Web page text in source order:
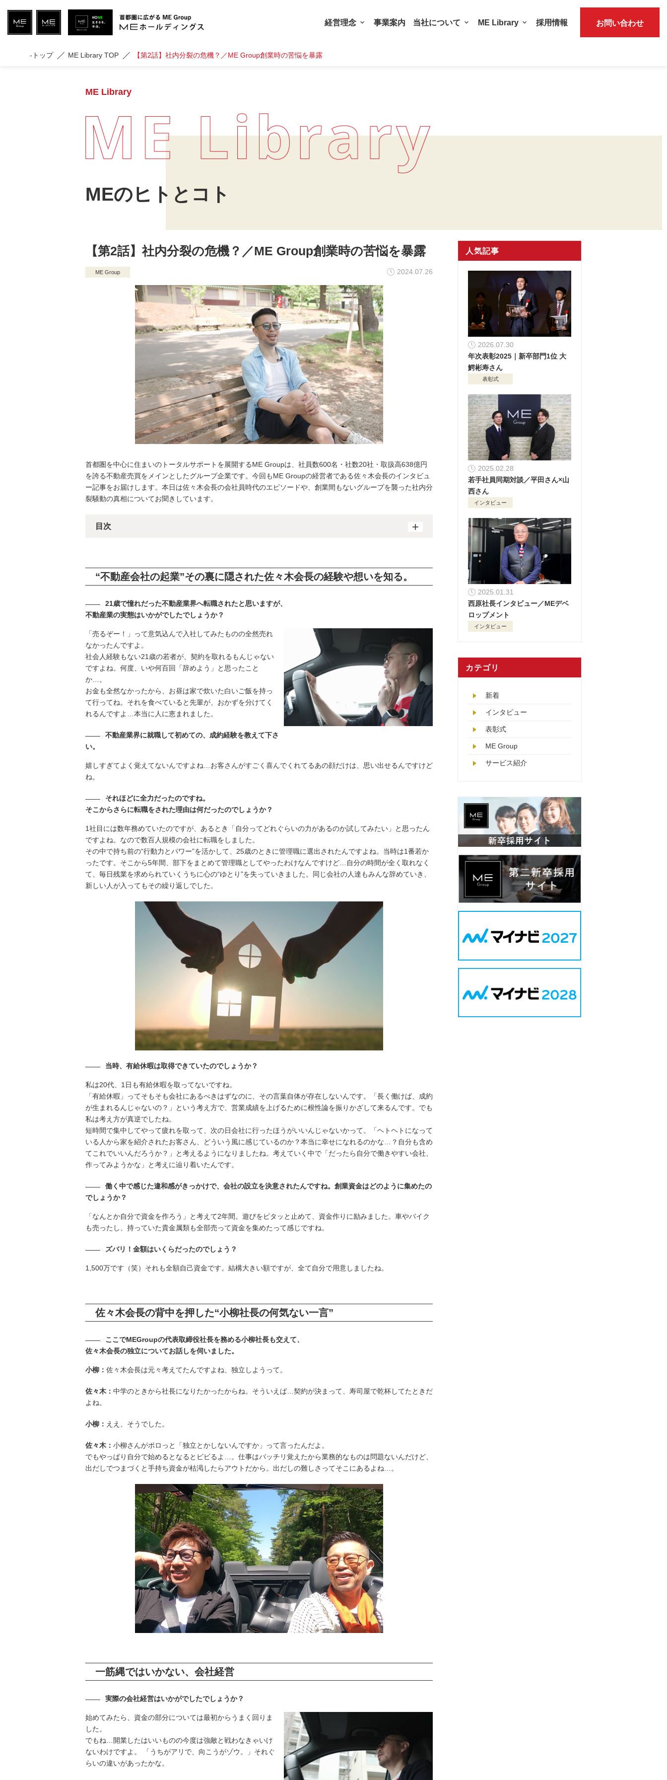
経営理念 事業案内 当社について ME Library 採用情報 お問い合わせ
-トップ ME Library TOP 【第2話】社内分裂の危機？／ME Group創業時の苦悩を暴露
ME Library
MEのヒトとコト
【第2話】社内分裂の危機？／ME Group創業時の苦悩を暴露
ME Group 2024.07.26
首都圏を中心に住まいのトータルサポートを展開するME Groupは、社員数600名・社数20社・取扱高638億円
を誇る不動産売買をメインとしたグループ企業です。 今回もME Groupの経営者である佐々木会長のインタビュ
ー記事をお届けします。本日は佐々木会長の会社員時代のエピソードや、創業間もないグループを襲った社内分
裂騒動の真相についてお聞きしています。
目次
“不動産会社の起業”その裏に隠された佐々木会長の経験や想いを知る。
21歳で憧れだった不動産業界へ転職されたと思いますが、
不動産業の実態はいかがでしたでしょうか？
「売るぞー！」って意気込んで入社してみたものの全然売れ
なかったんですよ。
社会人経験もない21歳の若者が、契約を取れるもんじゃない
ですよね。 何度、いや何百回「辞めよう」と思ったこと
か…。
お金も全然なかったから、お昼は家で炊いた白いご飯を持っ
て行ってね。それを食べていると先輩が、おかずを分けてく
れるんですよ…本当に人に恵まれました。
不動産業界に就職して初めての、成約経験を教えて下さ
い。
嬉しすぎてよく覚えてないんですよね…お客さんがすごく喜んでくれてるあの顔だけは、思い出せるんですけど
ね。
それほどに全力だったのですね。
そこからさらに転職をされた理由は何だったのでしょうか？
1社目には数年務めていたのですが、あるとき「自分ってどれぐらいの力があるのか試してみたい」と思ったん
ですよね。なので数百人規模の会社に転職をしました。
その中で持ち前の“行動力とパワー”を活かして、25歳のときに管理職に選出されたんですよね。当時は1番若か
ったです。そこから5年間、部下をまとめて管理職としてやったわけなんですけど…自分の時間が全く取れなく
て、毎日残業を求められていくうちに心の“ゆとり”を失っていきました。同じ会社の人達もみんな辞めていき、
新しい人が入ってもその繰り返しでした。
当時、有給休暇は取得できていたのでしょうか？
私は20代、1日も有給休暇を取ってないですね。
「有給休暇」ってそもそも会社にあるべきはずなのに、その言葉自体が存在しないんです。「長く働けば、成約
が生まれるんじゃないの？」という考え方で、営業成績を上げるために根性論を振りかざして来るんです。でも
私は考え方が真逆でしたね。
短時間で集中してやって疲れを取って、次の日会社に行ったほうがいいんじゃないかって。「ヘトヘトになって
いる人から家を紹介されたお客さん、どういう風に感じているのか？本当に幸せになれるのかな…？自分も含め
てこれでいいんだろうか？」と考えるようになりましたね。考えていく中で「だったら自分で働きやすい会社、
作ってみようかな」と考えに辿り着いたんです。
働く中で感じた違和感がきっかけで、会社の設立を決意されたんですね。創業資金はどのように集めたの
でしょうか？
「なんとか自分で資金を作ろう」と考えて2年間。遊びをピタッと止めて、資金作りに励みました。車やバイク
も売ったし、持っていた貴金属類も全部売って資金を集めたって感じですね。
ズバリ！金額はいくらだったのでしょう？
1,500万です（笑）それも全額自己資金です。結構大きい額ですが、全て自分で用意しましたね。
佐々木会長の背中を押した“小柳社長の何気ない一言”
ここでMEGroupの代表取締役社長を務める小柳社長も交えて、
佐々木会長の独立についてお話しを伺いました。
小柳： 佐々木会長は元々考えてたんですよね、独立しようって。
佐々木： 中学のときから社長になりたかったからね。そういえば…契約が決まって、寿司屋で乾杯してたときだ
よね。
小柳： ええ、そうでした。
佐々木： 小柳さんがポロっと「独立とかしないんですか」って言ったんだよ。
でもやっぱり自分で始めるとなるとビビるよ…。仕事はバッチリ覚えたから業務的なものは問題ないんだけど、
出だしでつまづくと手持ち資金が枯渇したらアウトだから。出だしの難しさってそこにあるよね…。
一筋縄ではいかない、会社経営
実際の会社経営はいかがでしたでしょうか？
始めてみたら、資金の部分については最初からうまく回りま
した。
でもね…開業したはいいものの今度は強敵と戦わなきゃいけ
ないわけですよ。 「うちがアリで、向こうがゾウ。」それぐ
らいの違いがあったかな。
人気記事
2026.07.30
年次表彰2025｜新卒部門1位 大
鰐彬寿さん
表彰式
2025.02.28
若手社員同期対談／平田さん×山
西さん
インタビュー
2025.01.31
西原社長インタビュー／MEデベ
ロップメント
インタビュー
カテゴリ
新着
インタビュー
表彰式
ME Group
サービス紹介